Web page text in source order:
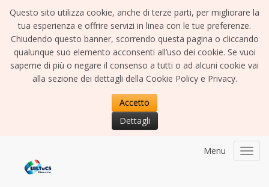
Questo sito utilizza cookie, anche di terze parti, per migliorare la
tua esperienza e offrire servizi in linea con le tue preferenze.
Chiudendo questo banner, scorrendo questa pagina o cliccando
qualunque suo elemento acconsenti all’uso dei cookie. Se vuoi
saperne di più o negare il consenso a tutti o ad alcuni cookie vai
alla sezione dei dettagli della Cookie Policy e Privacy.
Accetto
Dettagli
Menu